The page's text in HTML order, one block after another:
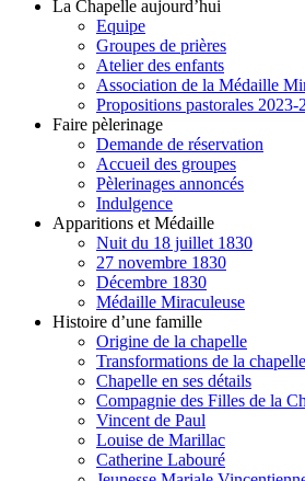
La Chapelle aujourd’hui
Equipe
Groupes de prières
Atelier des enfants
Association de la Médaille
Propositions pastorales 2023-
Faire pèlerinage
Demande de réservation
Accueil des groupes
Pèlerinages annoncés
Indulgence
Apparitions et Médaille
Nuit du 18 juillet 1830
27 novembre 1830
Décembre 1830
Médaille Miraculeuse
Histoire d’une famille
Origine de la chapelle
Transformations de la chapelle
Chapelle en ses détails
Compagnie des Filles de la
Vincent de Paul
Louise de Marillac
Catherine Labouré